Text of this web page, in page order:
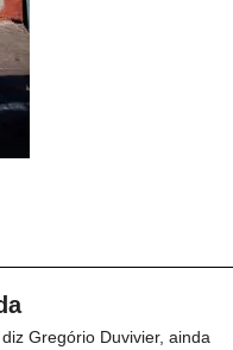
Gregório Duvivier, ainda